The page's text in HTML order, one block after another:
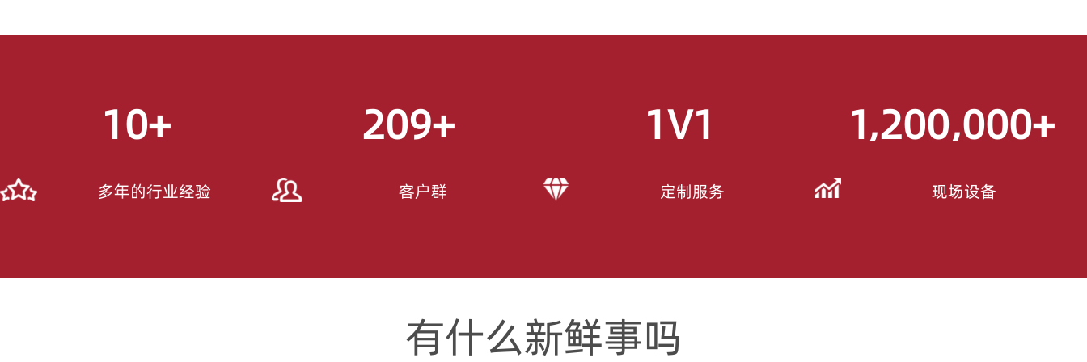
10+
多年的行业经验
209+
客户群
1V1
定制服务
1,200,000+
现场设备
有什么新鲜事吗